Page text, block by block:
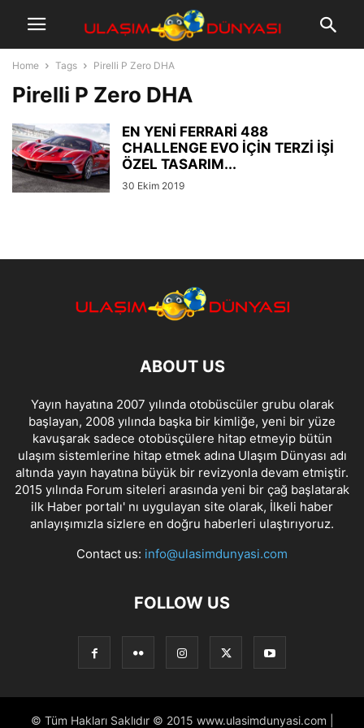
Home Tags Pirelli P Zero DHA
Pirelli P Zero DHA
EN YENİ FERRARİ 488
CHALLENGE EVO İÇİN TERZİ İŞİ
ÖZEL TASARIM...
30 Ekim 2019
ABOUT US
Yayın hayatına 2007 yılında otobüscüler grubu olarak
başlayan, 2008 yılında başka bir kimliğe, yeni bir yüze
kavuşarak sadece otobüsçülere hitap etmeyip bütün
ulaşım sistemlerine hitap etmek adına Ulaşım Dünyası adı
altında yayın hayatına büyük bir revizyonla devam etmiştir.
2015 yılında Forum siteleri arasında yeni bir çağ başlatarak
ilk Haber portalı' nı uygulayan site olarak, İlkeli haber
anlayışımızla sizlere en doğru haberleri ulaştırıyoruz.
Contact us: info@ulasimdunyasi.com
FOLLOW US
© Tüm Hakları Saklıdır © 2015 www.ulasimdunyasi.com |